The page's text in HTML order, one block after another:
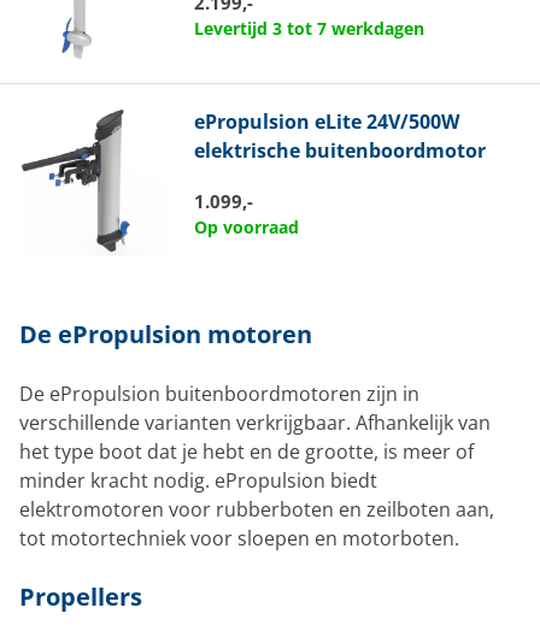
Levertijd 3 tot 7 werkdagen
ePropulsion eLite 24V/500W
elektrische buitenboordmotor
1.099,-
Op voorraad
De ePropulsion motoren
De ePropulsion buitenboordmotoren zijn in
verschillende varianten verkrijgbaar. Afhankelijk van
het type boot dat je hebt en de grootte, is meer of
minder kracht nodig. ePropulsion biedt
elektromotoren voor rubberboten en zeilboten aan,
tot motortechniek voor sloepen en motorboten.
Propellers